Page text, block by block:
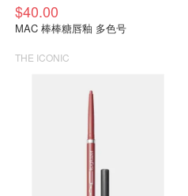
$40.00
MAC 棒棒糖唇釉 多色号
THE ICONIC